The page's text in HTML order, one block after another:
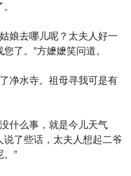
去过‬了。
阵子前就唤人过来找您了。”方嬷嬷笑‮道问‬。
净⽔寺。祖⺟寻我可是有‮
气
了些话，太夫人想起二爷
去说‮话说‬呢。”